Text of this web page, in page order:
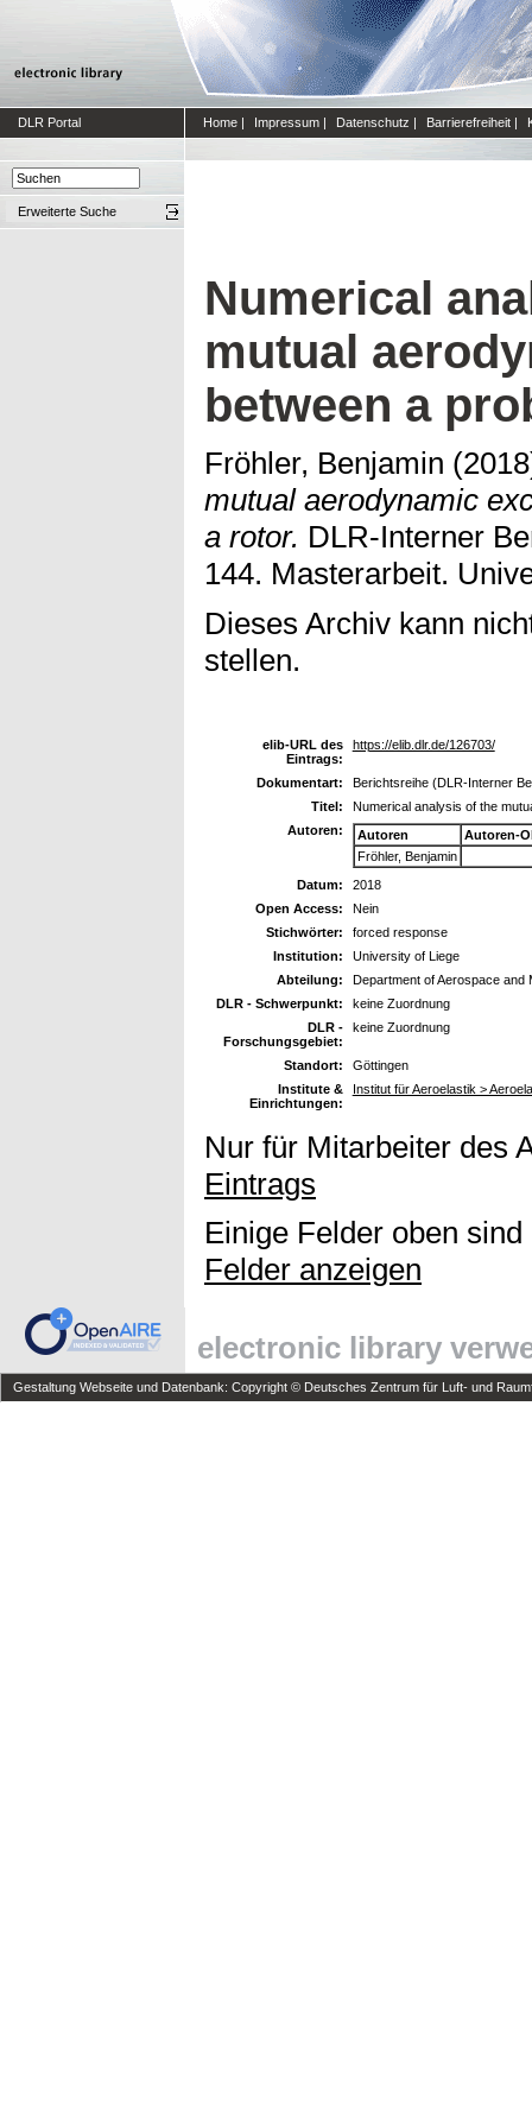
DLR Portal Home | Impressum | Datenschutz | Barrierefreiheit |
Erweiterte Suche
Numerical
mutual
between a
Fröhler, Benjamin
mutual aerodynamic
a rotor. DLR-Interner
144. Masterarbeit.
Dieses Archiv kann
stellen.
elib-URL des
Eintrags:
https://elib.dlr.de/126703/
Dokumentart:
Berichtsreihe (DLR-Interner
Titel:
Numerical analysis of the
Autoren:
Autoren
Autoren-
Fröhler, Benjamin
Datum:
2018
Open Access:
Nein
Stichwörter:
forced response
Institution:
University of Liege
Abteilung:
Department of Aerospace and
DLR - Schwerpunkt:
keine Zuordnung
DLR -
Forschungsgebiet:
keine Zuordnung
Standort:
Göttingen
Institute &
Einrichtungen:
Institut für Aeroelastik >
Nur für Mitarbeiter des
Eintrags
Einige Felder oben
Felder anzeigen
electronic library
Gestaltung Webseite und Datenbank: Copyright © Deutsches Zentrum für Luft- und